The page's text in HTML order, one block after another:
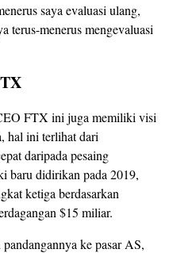
saya evaluasi ulang,
terus-menerus mengevaluasi
FTX ini juga memiliki visi
hal ini terlihat dari
daripada pesaing
baru didirikan pada 2019,
ketiga berdasarkan
$15 miliar.
ke pasar AS,